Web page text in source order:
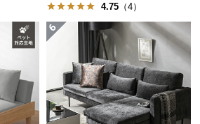
4.75 （4）